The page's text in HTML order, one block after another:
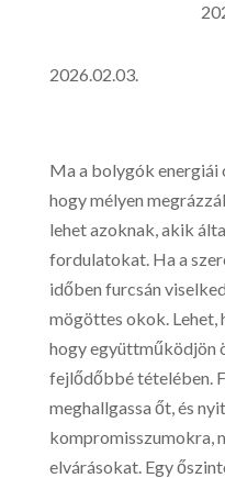
2026.02.03.
Ma a bolygók energiái
hogy mélyen
lehet azoknak, akik
fordulatokat. Ha a
időben furcsán
mögöttes okok. Lehet,
hogy együttműködjön
fejlődőbbé tételében.
meghallgassa őt, és
kompromisszumokra,
elvárásokat. Egy